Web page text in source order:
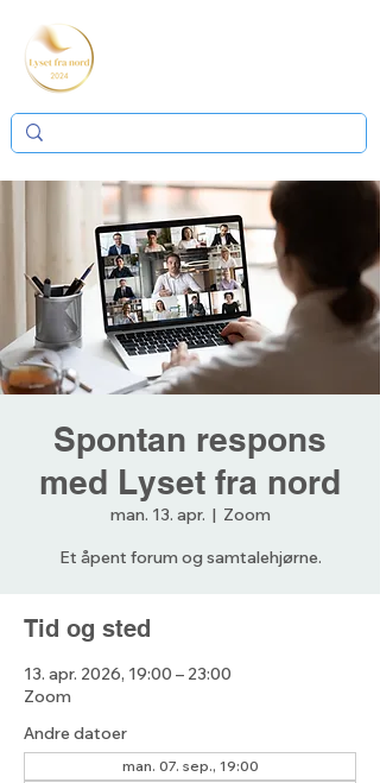
Spontan respons
med Lyset fra nord
man. 13. apr.
  |
Zoom
Et åpent forum og samtalehjørne.
Tid og sted
13. apr. 2026, 19:00 – 23:00
Zoom
Andre datoer
man. 07. sep., 19:00